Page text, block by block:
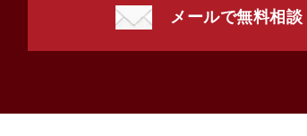
メールで無料相談